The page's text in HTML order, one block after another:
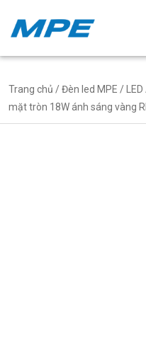
Trang chủ /Đèn led MPE /
mặt tròn 18W ánh sáng vàng